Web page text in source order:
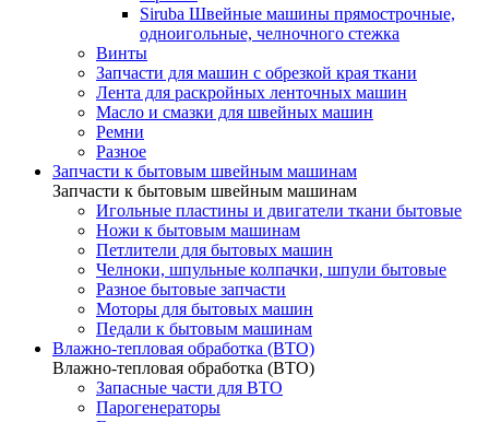
Siruba Швейные машины прямострочные,
одноигольные, челночного стежка
Винты
Запчасти для машин с обрезкой края ткани
Лента для раскройных ленточных машин
Масло и смазки для швейных машин
Ремни
Разное
Запчасти к бытовым швейным машинам
Запчасти к бытовым швейным машинам
Игольные пластины и двигатели ткани бытовые
Ножи к бытовым машинам
Петлители для бытовых машин
Челноки, шпульные колпачки, шпули бытовые
Разное бытовые запчасти
Моторы для бытовых машин
Педали к бытовым машинам
Влажно-тепловая обработка (ВТО)
Влажно-тепловая обработка (ВТО)
Запасные части для ВТО
Парогенераторы